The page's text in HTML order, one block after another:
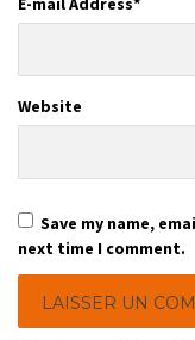
Website
Save my name,
next time I comment.